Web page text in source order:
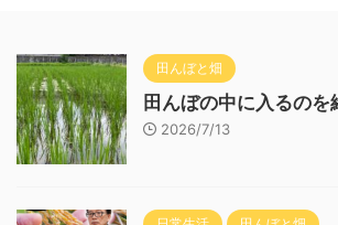
田んぼと畑
田んぼの中に入るのを
2026/7/13